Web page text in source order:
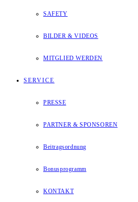
SAFETY
BILDER & VIDEOS
MITGLIED WERDEN
SERVICE
PRESSE
PARTNER & SPONSOREN
Beitragsordnung
Bonusprogramm
KONTAKT